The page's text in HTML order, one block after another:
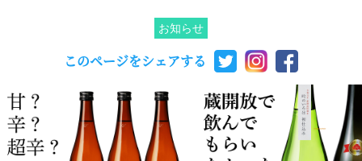
お知らせ
このページをシェアする